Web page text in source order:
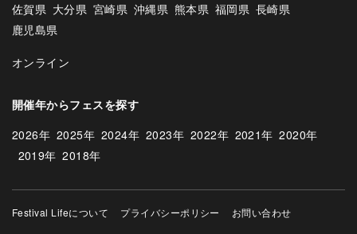
佐賀県 大分県 宮崎県 沖縄県 熊本県 福岡県 長崎県
鹿児島県
オンライン
開催年からフェスを探す
2026年 2025年 2024年 2023年 2022年 2021年 2020年
2019年 2018年
Festival Lifeについて プライバシーポリシー お問い合わせ